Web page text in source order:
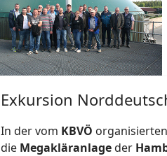
Exkursion
In der vom KBVÖ organisierten
die Megakläranlageder